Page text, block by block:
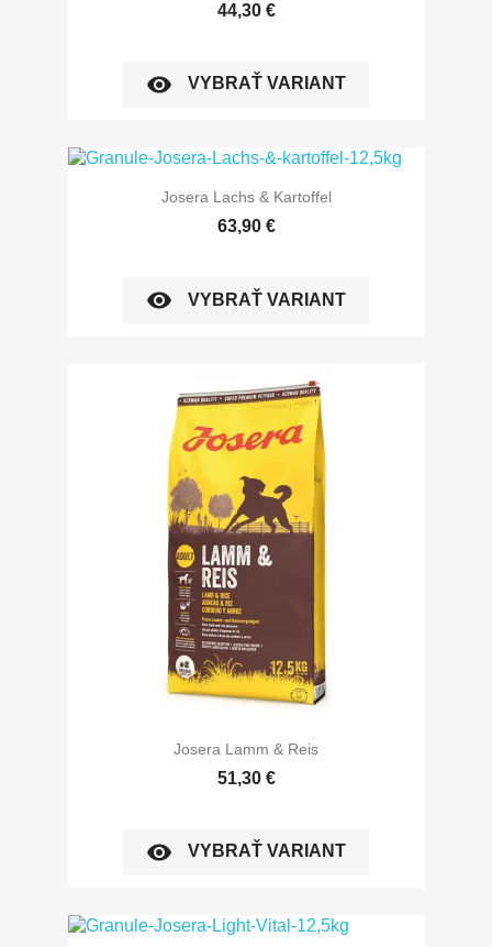
44,30 €
visibility VYBRAŤ VARIANT
Josera Lachs & Kartoffel
63,90 €
visibility VYBRAŤ VARIANT
Josera Lamm & Reis
51,30 €
visibility VYBRAŤ VARIANT